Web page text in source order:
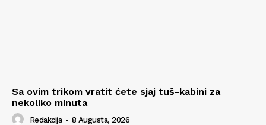
Sa ovim trikom vratit ćete sjaj tuš-kabini za
nekoliko minuta
Redakcija - 8 Augusta, 2026